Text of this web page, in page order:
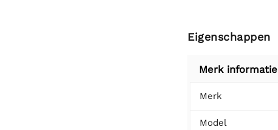
Eigenschappen
Merk informatie
Merk
Model